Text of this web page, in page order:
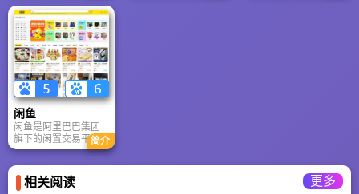
破8万亿元。整合天
猫、闲鱼等生态资
源，覆盖全品类商
品；通过淘宝直播
（年GMV超2万亿
元）、“逛逛”（日均浏
览5亿次）构建内容化
购物体验；为中小商
家提供千牛、淘宝大
学等全链路赋能，
2025年助力超100万
商家数字化转型。依
托AI个性化推荐与“小
时达”服务，打造“逛”
“买”一体的国民级购物
平台。
闲鱼
闲鱼是阿里巴巴集团
旗下的闲置交易平台
和兴趣生活社区，成
立于 2014 年 6 月，
其前身为 2012 年 10
月上线的 “淘宝二
简介
相关阅读 更多